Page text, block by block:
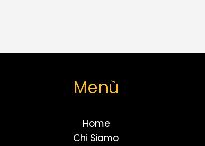
Menù
Home
Chi Siamo